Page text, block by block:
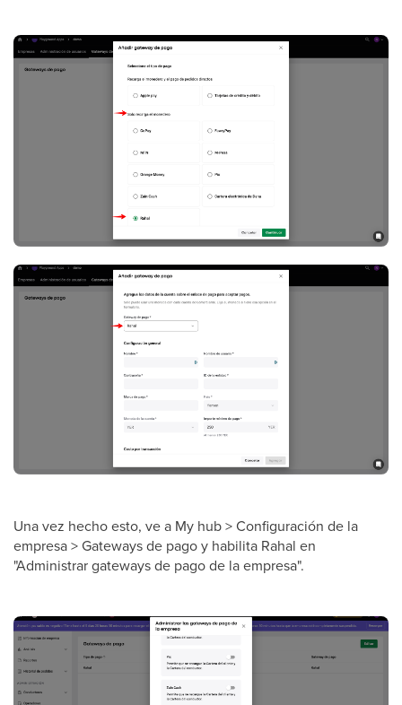
Una vez hecho esto, ve a My hub > Configuración de la
empresa > Gateways de pago y habilita Rahal en
"Administrar gateways de pago de la empresa".